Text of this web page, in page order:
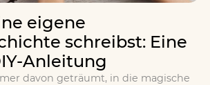
eigene
schreibst: Eine
Anleitung
davon geträumt, in die magische